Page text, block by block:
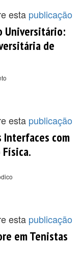
esta publicação
Universitário:
de
esta publicação
Interfaces com
esta publicação
em Tenistas